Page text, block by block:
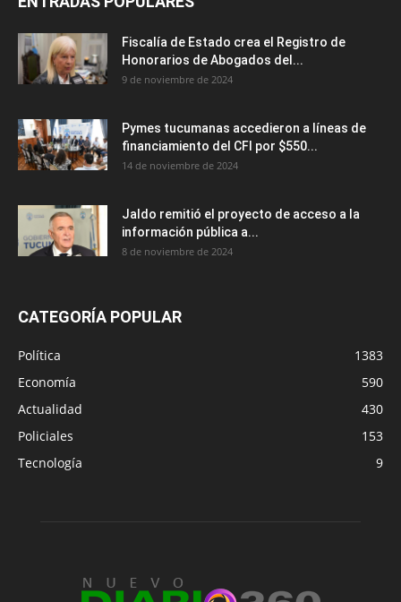
Fiscalía de Estado crea el Registro de
Honorarios de Abogados del...
9 de noviembre de 2024
Pymes tucumanas accedieron a líneas de
financiamiento del CFI por $550...
14 de noviembre de 2024
Jaldo remitió el proyecto de acceso a la
información pública a...
8 de noviembre de 2024
CATEGORÍA POPULAR
Política
1383
Economía
590
Actualidad
430
Policiales
153
Tecnología
9